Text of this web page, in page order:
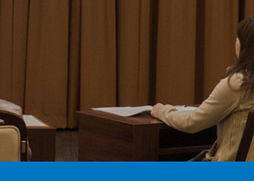
優待サービス提
イベント・相談会